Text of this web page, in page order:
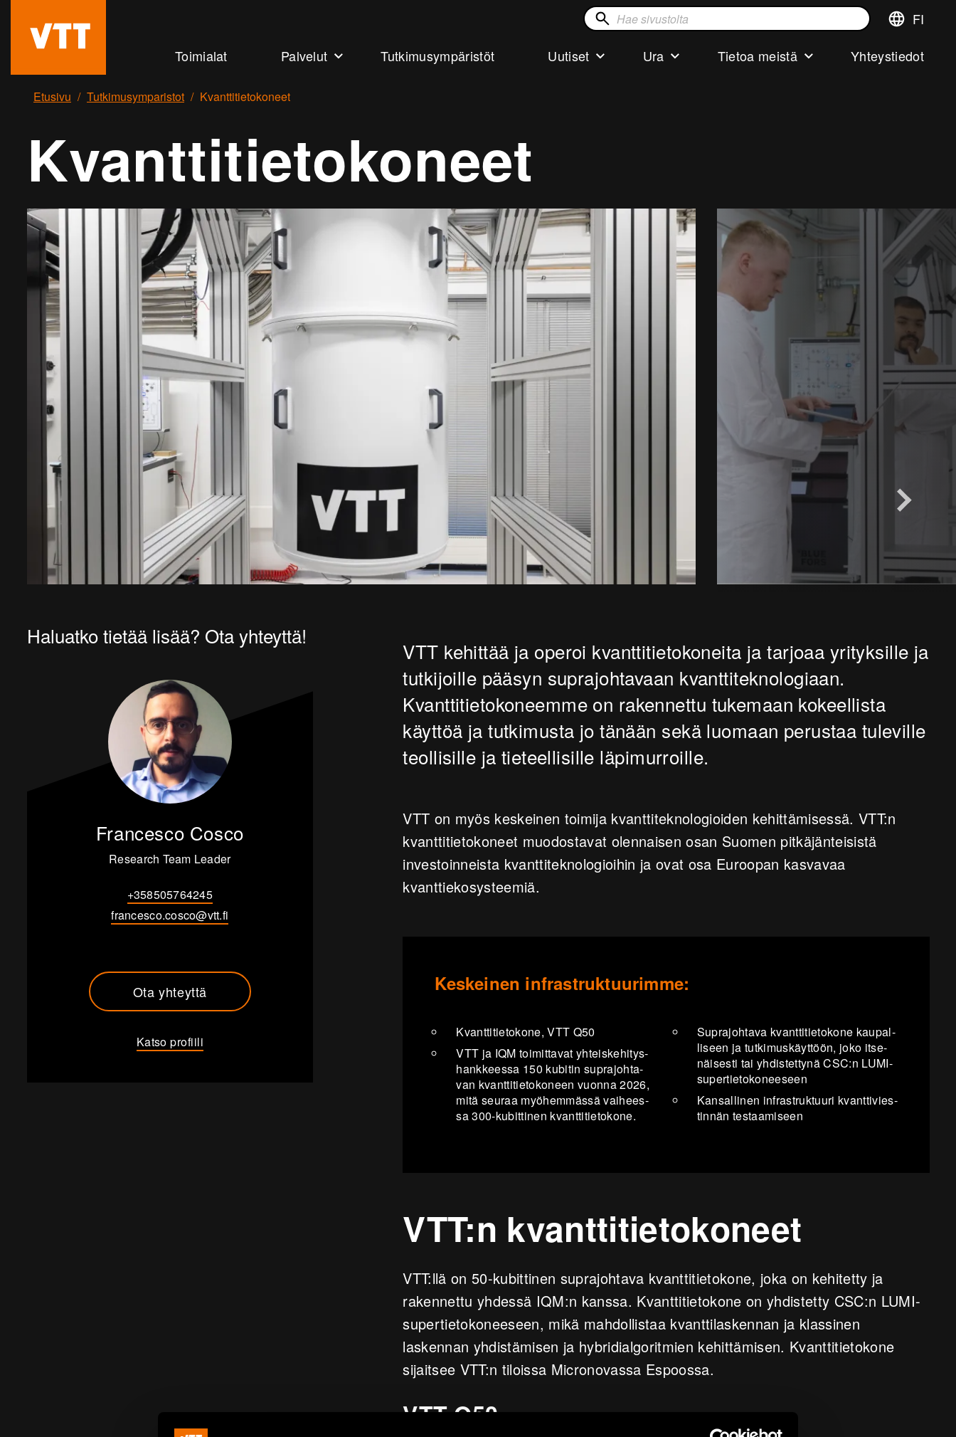
pääsisältöön
Beyond
the
obvious
Vaihda
kieliFinnish
FI
Hae
Toimialat Palvelut Tutkimusympäristöt Uutiset Ura Tietoa meistä Yhteystiedot
Etusivu Tutkimusymparistot Kvanttitietokoneet
Kvanttitietokoneet
VTT kehittää ja operoi kvanttitietokoneita ja tarjoaa yrityksille ja
tutkijoille pääsyn suprajohtavaan kvanttiteknologiaan.
Kvanttitietokoneemme on rakennettu tukemaan kokeellista
käyttöä ja tutkimusta jo tänään sekä luomaan perustaa tuleville
teollisille ja tieteellisille läpimurroille.
VTT on myös keskeinen toimija kvanttiteknologioiden kehittämisessä. VTT:n
kvanttitietokoneet muodostavat olennaisen osan Suomen pitkäjänteisistä
investoinneista kvanttiteknologioihin ja ovat osa Euroopan kasvavaa
kvanttiekosysteemiä.
Keskeinen infrastruktuurimme:
Kvant­ti­tie­to­ko­ne, VTT Q50
VTT ja IQM toi­mit­ta­vat yh­teis­ke­hi­tys­
hank­kees­sa 150 ku­bi­tin supra­joh­ta­
van kvant­ti­tie­to­ko­neen vuon­na 2026,
mitä seu­raa myö­hem­mäs­sä vai­hees­
sa 300-​kubittinen kvant­ti­tie­to­ko­ne.
Supra­joh­ta­va kvant­ti­tie­to­ko­ne kau­pal­
li­seen ja tut­ki­mus­käyt­töön, joko it­se­
näi­ses­ti tai yh­dis­tet­ty­nä CSC:n LUMI-​
supertietokoneeseen
Kan­sal­li­nen in­fra­struk­tuu­ri kvant­ti­vies­
tin­nän tes­taa­mi­seen
VTT:n kvanttitietokoneet
VTT:llä on 50-kubittinen suprajohtava kvanttitietokone, joka on kehitetty ja
rakennettu yhdessä IQM:n kanssa. Kvanttitietokone on yhdistetty CSC:n LUMI-
supertietokoneeseen, mikä mahdollistaa kvanttilaskennan ja klassinen
laskennan yhdistämisen ja hybridi­algoritmien kehittämisen. Kvanttitietokone
sijaitsee VTT:n tiloissa Micronovassa Espoossa.
VTT Q50
Haluatko tietää lisää? Ota yhteyttä!
Francesco Cosco
Research Team Leader
+358505764245
francesco.cosco@vtt.fi
Ota yhteyttä
Katso profiili